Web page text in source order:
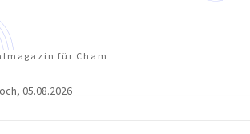
für Cham
05.08.2026